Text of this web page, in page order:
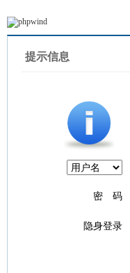
提示信息
密 码
隐身登录